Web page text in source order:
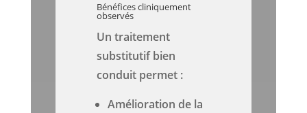
Bénéfices cliniquement
observés
Un traitement
substitutif bien
conduit permet :
Amélioration de la